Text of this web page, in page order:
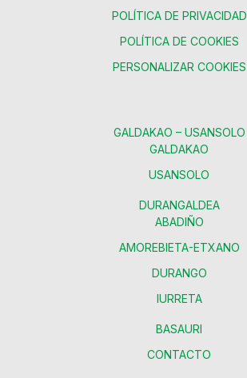
POLÍTICA DE PRIVACIDAD
POLÍTICA DE COOKIES
PERSONALIZAR COOKIES
GALDAKAO – USANSOLO
GALDAKAO
USANSOLO
DURANGALDEA
ABADIÑO
AMOREBIETA-ETXANO
DURANGO
IURRETA
BASAURI
CONTACTO